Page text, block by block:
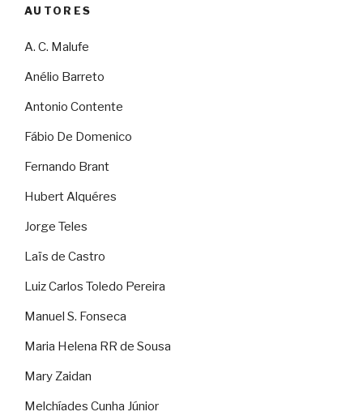
AUTORES
A. C. Malufe
Anélio Barreto
Antonio Contente
Fábio De Domenico
Fernando Brant
Hubert Alquéres
Jorge Teles
Laïs de Castro
Luiz Carlos Toledo Pereira
Manuel S. Fonseca
Maria Helena RR de Sousa
Mary Zaidan
Melchíades Cunha Júnior